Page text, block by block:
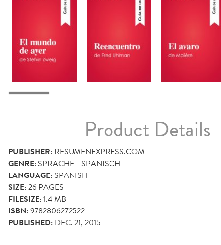
Product Details
PUBLISHER: RESUMENEXPRESS.COM
GENRE: SPRACHE - SPANISCH
LANGUAGE: SPANISH
SIZE:26 PAGES
FILESIZE:1.4 MB
ISBN:9782806272522
PUBLISHED: DEC. 21, 2015